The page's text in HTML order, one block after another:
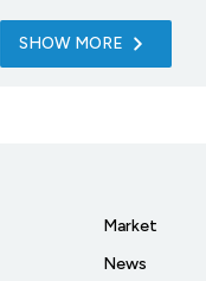
SHOW MORE
Market
News